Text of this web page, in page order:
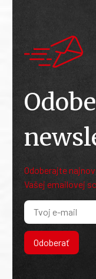
Odoberajte
Vašej emailovej
Odoberať